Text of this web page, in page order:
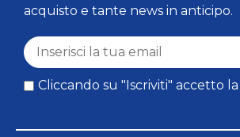
acquisto e tante news in anticipo.
Cliccando su "Iscriviti" accetto la